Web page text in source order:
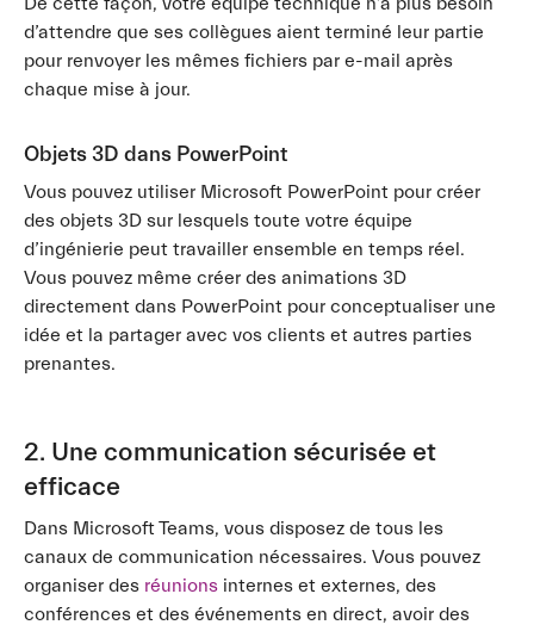
d’attendre que ses collègues aient terminé leur partie
pour renvoyer les mêmes fichiers par e-mail après
chaque mise à jour.
Objets 3D dans PowerPoint
Vous pouvez utiliser Microsoft PowerPoint pour créer
des objets 3D sur lesquels toute votre équipe
d’ingénierie peut travailler ensemble en temps réel.
Vous pouvez même créer des animations 3D
directement dans PowerPoint pour conceptualiser une
idée et la partager avec vos clients et autres parties
prenantes.
2. Une communication sécurisée et
efficace
Dans Microsoft Teams, vous disposez de tous les
canaux de communication nécessaires. Vous pouvez
organiser des réunions internes et externes, des
conférences et des événements en direct, avoir des